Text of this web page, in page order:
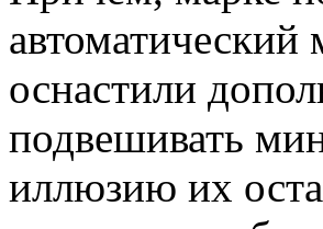
оснастили
подвешивать
иллюзию их